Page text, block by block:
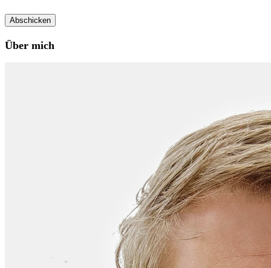
Über mich